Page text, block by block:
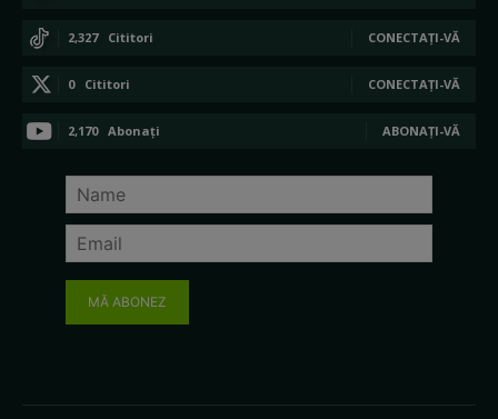
2,327 Cititori CONECTAȚI-VĂ
0 Cititori CONECTAȚI-VĂ
2,170 Abonați ABONAȚI-VĂ
MĂ ABONEZ